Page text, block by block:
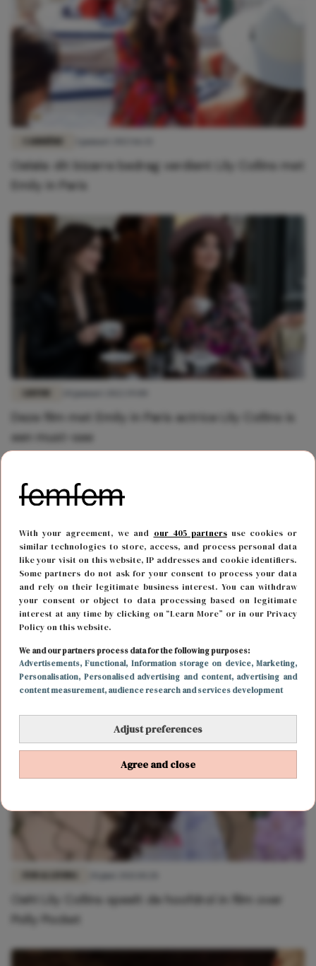
With your agreement, we and our 405 partnersuse cookies or
similar technologies to store, access, and process personal data
like your visit on this website, IP addresses and cookie identifiers.
Some partners do not ask for your consent to process your data
and rely on their legitimate business interest. You can withdraw
your consent or object to data processing based on legitimate
interest at any time by clicking on “Learn More” or in our Privacy
Policy on this website.
We and our partners process data for the following purposes:
Advertisements, Functional, Information storage on device, Marketing,
Personalisation, Personalised advertising and content, advertising and
content measurement, audience research and services development
Adjust preferences
Agree and close
Oelala: dit bizarre bedrag verdient Lily Collins met
Emily in Paris
Deze film met Emily in Paris actrice Lily Collins is
een must-see
Zó oud is Emily in de serie Emily in Paris
Oeh! Lily Collins speelt de hoofdrol in film over
Polly Pocket